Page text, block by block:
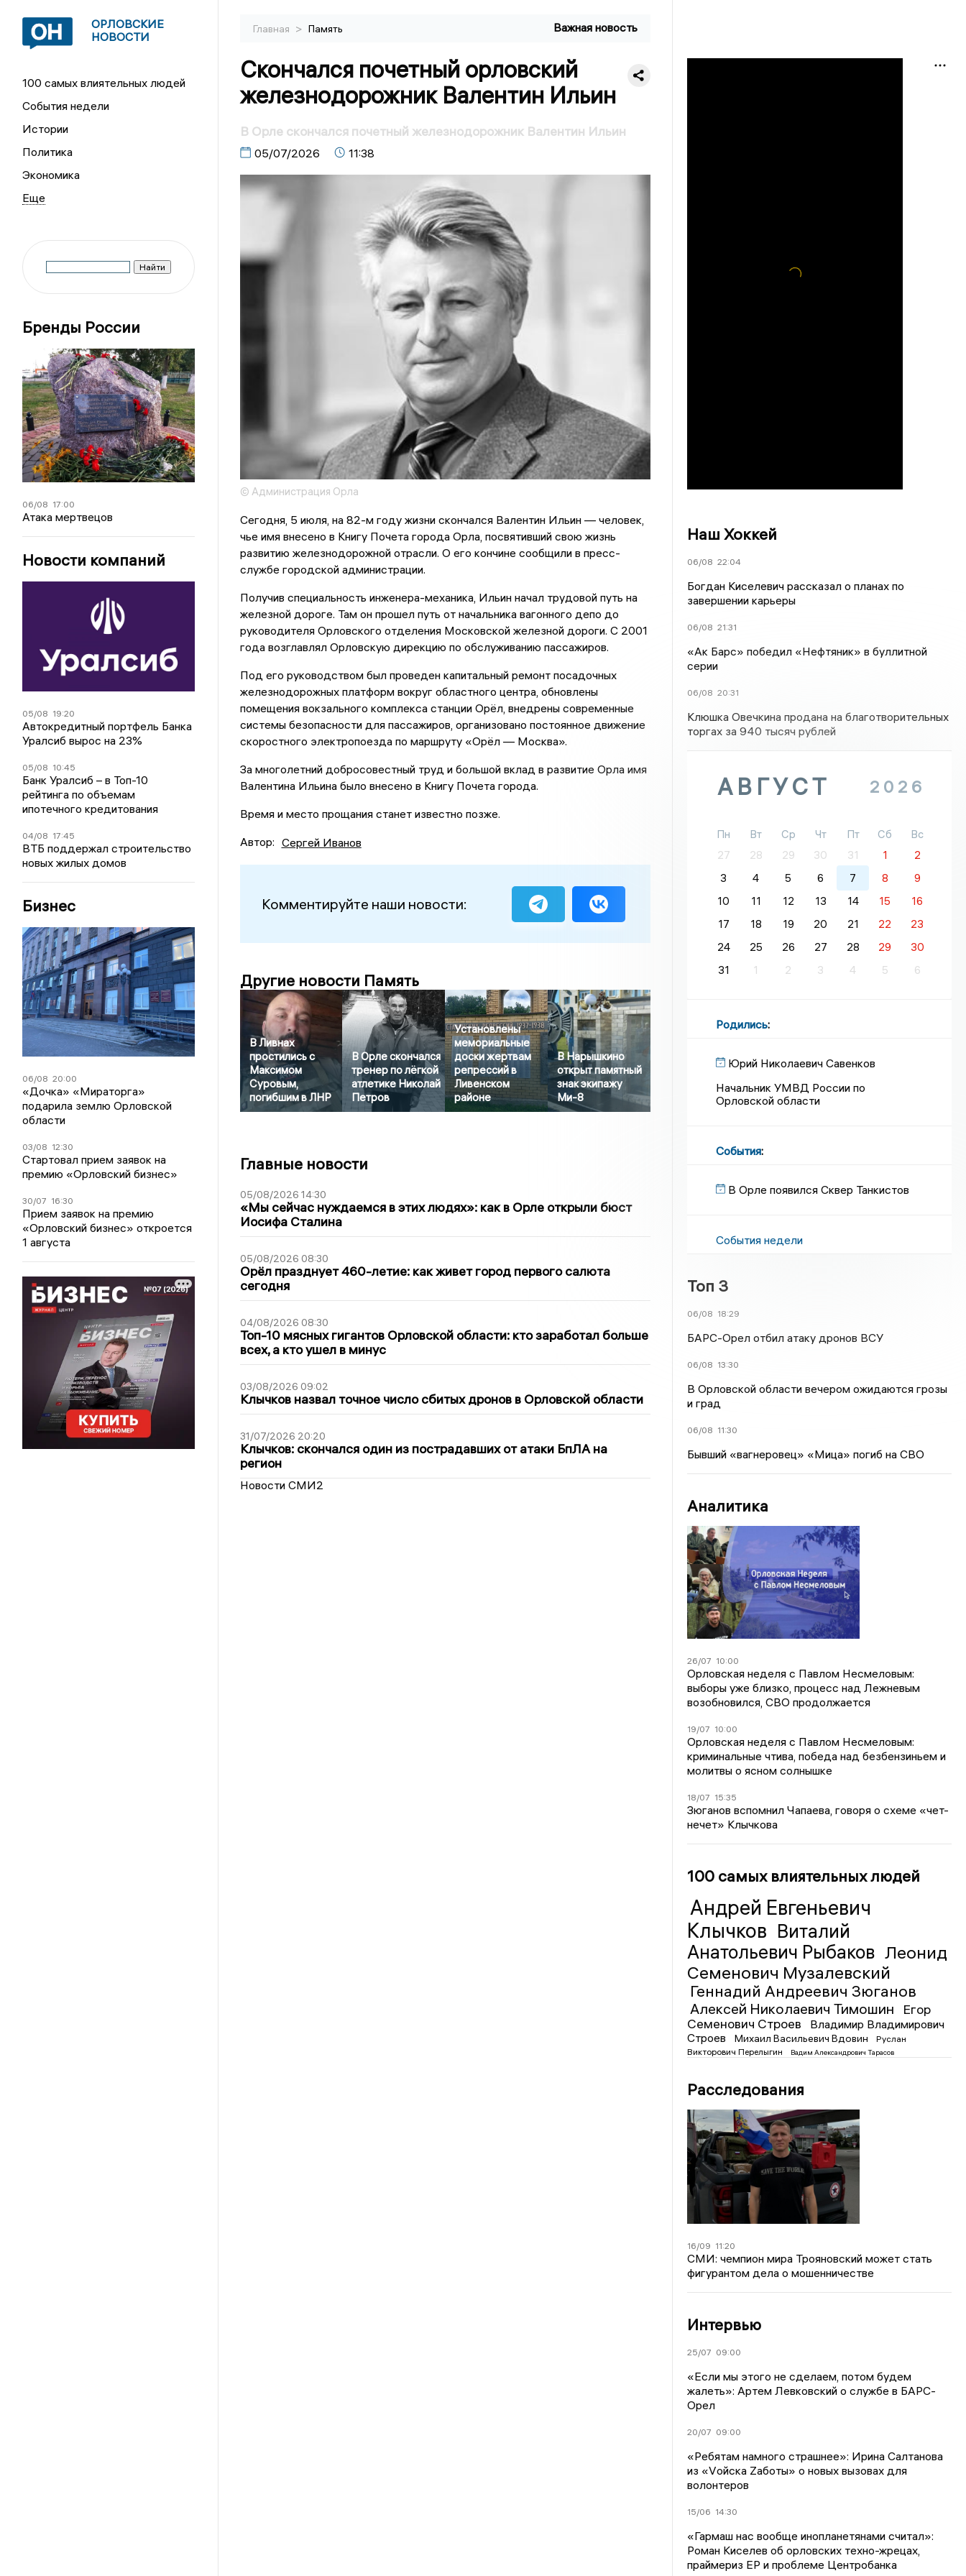
ОРЛОВСКИЕ
НОВОСТИ
100 самых влиятельных людей
События недели
Истории
Политика
Экономика
Бренды России
06/08 17:00
Атака мертвецов
Новости компаний
05/08 19:20
Автокредитный портфель Банка
Уралсиб вырос на 23%
05/08 10:45
Банк Уралсиб – в Топ-10
рейтинга по объемам
ипотечного кредитования
04/08 17:45
ВТБ поддержал строительство
новых жилых домов
Бизнес
06/08 20:00
«Дочка» «Мираторга»
подарила землю Орловской
области
03/08 12:30
Стартовал прием заявок на
премию «Орловский бизнес»
30/07 16:30
Прием заявок на премию
«Орловский бизнес» откроется
1 августа
Главная > Память Важная новость
Скончался почетный орловский
железнодорожник Валентин Ильин
В Орле скончался почетный железнодорожник Валентин Ильин
05/07/2026 11:38
© Администрация Орла
Сегодня, 5 июля, на 82-м году жизни скончался Валентин Ильин — человек,
чье имя внесено в Книгу Почета города Орла, посвятивший свою жизнь
развитию железнодорожной отрасли. О его кончине сообщили в пресс-
службе городской администрации.
Получив специальность инженера-механика, Ильин начал трудовой путь на
железной дороге. Там он прошел путь от начальника вагонного депо до
руководителя Орловского отделения Московской железной дороги. С 2001
года возглавлял Орловскую дирекцию по обслуживанию пассажиров.
Под его руководством был проведен капитальный ремонт посадочных
железнодорожных платформ вокруг областного центра, обновлены
помещения вокзального комплекса станции Орёл, внедрены современные
системы безопасности для пассажиров, организовано постоянное движение
скоростного электропоезда по маршруту «Орёл — Москва».
За многолетний добросовестный труд и большой вклад в развитие Орла имя
Валентина Ильина было внесено в Книгу Почета города.
Время и место прощания станет известно позже.
Автор: Сергей Иванов
Комментируйте наши новости:
Другие новости Память
В Ливнах
простились с
Максимом
Суровым,
погибшим в ЛНР
В Орле скончался
тренер по лёгкой
атлетике Николай
Петров
Установлены
мемориальные
доски жертвам
репрессий в
Ливенском
районе
В Нарышкино
открыт памятный
знак экипажу
Ми-8
Главные новости
05/08/2026 14:30
«Мы сейчас нуждаемся в этих людях»: как в Орле открыли бюст
Иосифа Сталина
05/08/2026 08:30
Орёл празднует 460-летие: как живет город первого салюта
сегодня
04/08/2026 08:30
Топ-10 мясных гигантов Орловской области: кто заработал больше
всех, а кто ушел в минус
03/08/2026 09:02
Клычков назвал точное число сбитых дронов в Орловской области
31/07/2026 20:20
Клычков: скончался один из пострадавших от атаки БпЛА на
регион
Новости СМИ2
Наш Хоккей
06/08 22:04
Богдан Киселевич рассказал о планах по
завершении карьеры
06/08 21:31
«Ак Барс» победил «Нефтяник» в буллитной
серии
06/08 20:31
Клюшка Овечкина продана на благотворительных
торгах за 940 тысяч рублей
АВГУСТ 2026
Пн Вт Ср Чт Пт Сб
Вс
27
28 29 30 31 1
2
3
4 5 6 7 8
9
10
11 12 13 14 15
16
17
18 19 20 21 22
23
24
25 26 27 28 29
30
31
1 2 3 4 5 6
Родились:
Юрий Николаевич Савенков
Начальник УМВД России по
Орловской области
События:
В Орле появился Сквер Танкистов
События недели
Топ 3
06/08 18:29
БАРС-Орел отбил атаку дронов ВСУ
06/08 13:30
В Орловской области вечером ожидаются грозы
и град
06/08 11:30
Бывший «вагнеровец» «Мица» погиб на СВО
Аналитика
26/07 10:00
Орловская неделя с Павлом Несмеловым:
выборы уже близко, процесс над Лежневым
возобновился, СВО продолжается
19/07 10:00
Орловская неделя с Павлом Несмеловым:
криминальные чтива, победа над безбензиньем и
молитвы о ясном солнышке
18/07 15:35
Зюганов вспомнил Чапаева, говоря о схеме «чет-
нечет» Клычкова
100 самых влиятельных людей
Андрей Евгеньевич
Клычков Виталий
Анатольевич Рыбаков Леонид
Семенович Музалевский
Геннадий Андреевич Зюганов
Алексей Николаевич Тимошин
Егор
Семенович Строев
Владимир Владимирович
Строев
Михаил Васильевич Вдовин
Руслан
Викторович Перелыгин
Вадим Александрович Тарасов
Расследования
16/09 11:20
СМИ: чемпион мира Трояновский может стать
фигурантом дела о мошенничестве
Интервью
25/07 09:00
«Если мы этого не сделаем, потом будем
жалеть»: Артем Левковский о службе в БАРС-
Орел
20/07 09:00
«Ребятам намного страшнее»: Ирина Салтанова
из «Vойска Zаботы» о новых вызовах для
волонтеров
15/06 14:30
«Гармаш нас вообще инопланетянами считал»:
Роман Киселев об орловских техно-жрецах,
праймериз ЕР и проблеме Центробанка